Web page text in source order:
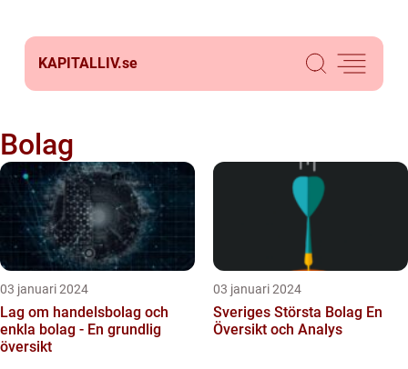
KAPITALLIV.se
Bolag
03 januari 2024
Lag om handelsbolag och
enkla bolag - En grundlig
översikt
03 januari 2024
Sveriges Största Bolag En
Översikt och Analys